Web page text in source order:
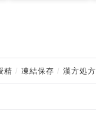
精 凍結保存 漢方処方